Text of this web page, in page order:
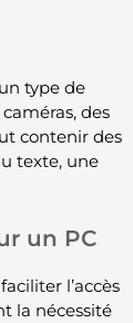
type de
des
contenir des
texte, une
un PC
l’accès
la nécessité